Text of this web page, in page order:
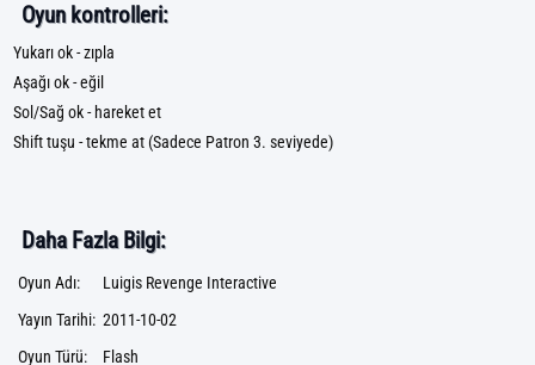
Oyun kontrolleri:
Yukarı ok - zıpla
Aşağı ok - eğil
Sol/Sağ ok - hareket et
Shift tuşu - tekme at (Sadece Patron 3. seviyede)
Daha Fazla Bilgi:
Oyun Adı:
Luigis Revenge Interactive
Yayın Tarihi: 2011-10-02
Oyun Türü:
Flash